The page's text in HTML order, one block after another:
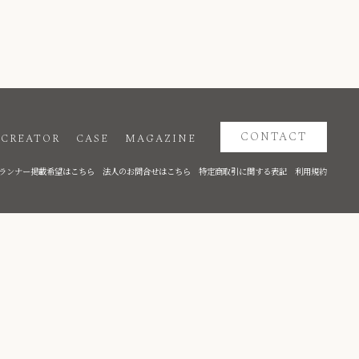
CREATOR CASE MAGAZINE CONTACT
ンナー掲載希望はこちら 法人のお問合せはこちら 特定商取引に関する表記 利用規約